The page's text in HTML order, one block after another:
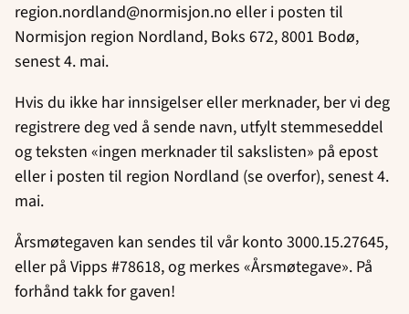
region.nordland@normisjon.no eller i posten til
Normisjon region Nordland, Boks 672, 8001 Bodø,
senest 4. mai.
Hvis du ikke har innsigelser eller merknader, ber vi deg
registrere deg ved å sende navn, utfylt stemmeseddel
og teksten «ingen merknader til sakslisten» på epost
eller i posten til region Nordland (se overfor), senest 4.
mai.
Årsmøtegaven kan sendes til vår konto 3000.15.27645,
eller på Vipps #78618, og merkes «Årsmøtegave». På
forhånd takk for gaven!